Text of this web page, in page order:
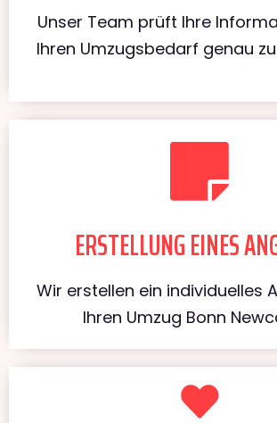
Unser Team prüft Ihre
Ihren Umzugsbedarf genau
ERSTELLUNG EINES
Wir erstellen ein individuelles
Ihren Umzug Bonn